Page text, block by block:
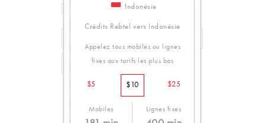
Indonésie
Crédits Rebtel vers Indonésie
Appelez tous mobiles ou lignes
fixes aux tarifs les plus bas
$5 $10 $25
Mobiles Lignes fixes